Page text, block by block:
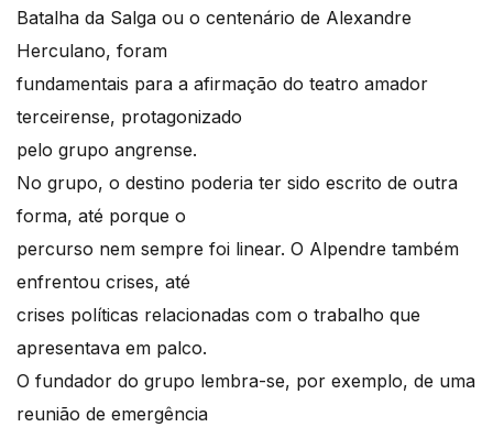
Batalha da Salga ou o centenário de Alexandre
Herculano, foram
fundamentais para a afirmação do teatro amador
terceirense, protagonizado
pelo grupo angrense.
No grupo, o destino poderia ter sido escrito de outra
forma, até porque o
percurso nem sempre foi linear. O Alpendre também
enfrentou crises, até
crises políticas relacionadas com o trabalho que
apresentava em palco.
O fundador do grupo lembra-se, por exemplo, de uma
reunião de emergência